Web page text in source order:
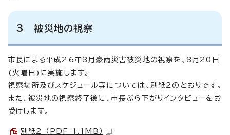
3 被災地の視察
市長による平成26年8月豪雨災害被災地の視察を、8月20日
(火曜日)に実施します。
視察場所及びスケジュール等については、別紙2のとおりです。
また、被災地の視察終了後に、市長ぶら下がりインタビューをお
受けします。
別紙2 （PDF 1.1MB）